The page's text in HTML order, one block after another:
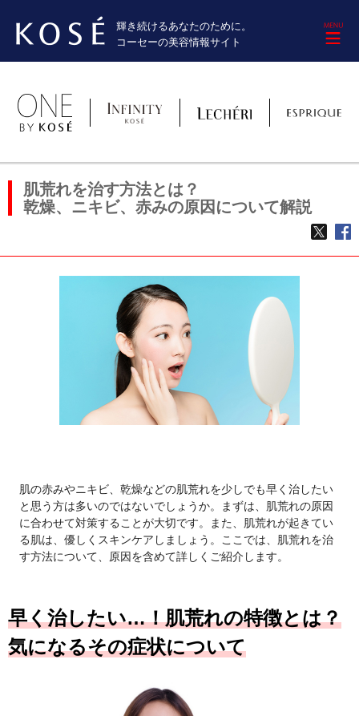
輝き続けるあなたのために。
コーセーの美容情報サイト
肌荒れを治す方法とは？
乾燥、ニキビ、赤みの原因について解説
肌の赤みやニキビ、乾燥などの肌荒れを少しでも早く治したい
と思う方は多いのではないでしょうか。まずは、肌荒れの原因
に合わせて対策することが大切です。また、肌荒れが起きてい
る肌は、優しくスキンケアしましょう。ここでは、肌荒れを治
す方法について、原因を含めて詳しくご紹介します。
早く治したい…！肌荒れの特徴とは？
気になるその症状について